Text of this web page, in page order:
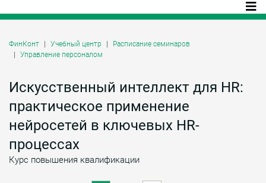
ФинКонт Учебный центр
Расписание семинаров
Управление персоналом
Искусственный интеллект для HR:
практическое применение
нейросетей в ключевых HR-
процессах
Курс повышения квалификации
Даю согласие на обработку персональных
конфиденциальности
Заказать